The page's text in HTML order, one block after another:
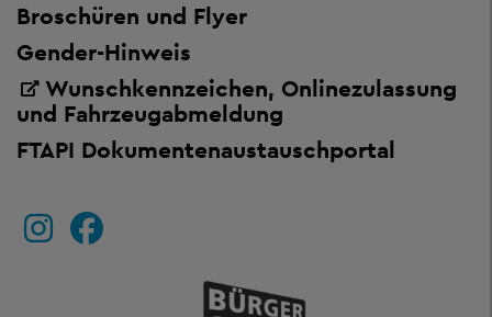
Broschüren und Flyer
Gender-Hinweis
Wunschkennzeichen, Onlinezulassung
und Fahrzeugabmeldung
FTAPI Dokumentenaustauschportal